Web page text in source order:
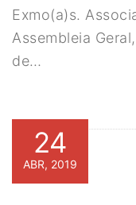
Exmo(a)s.
Assembleia
de…
24
ABR, 2019